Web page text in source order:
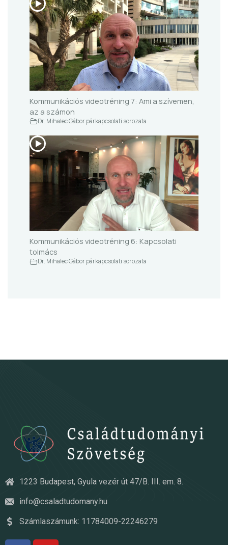
Kommunikációs videotréning 7: Ami a szívemen,
az a számon
Dr. Mihalec Gábor párkapcsolati sorozata
Kommunikációs videotréning 6: Kapcsolati
tolmács
Dr. Mihalec Gábor párkapcsolati sorozata
1223 Budapest, Gyula vezér út 47/B. III. em. 8.
info@csaladtudomany.hu
Számlaszámunk: 11784009-22246279